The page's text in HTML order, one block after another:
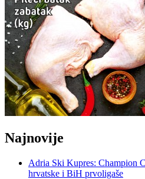
Najnovije
Adria Ski Kupres: Champion
hrvatske i BiH prvoligaše